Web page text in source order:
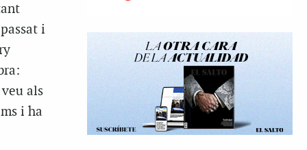
i
als
i ha